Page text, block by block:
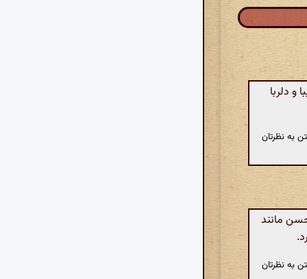
و دلربا
به نظرتان
مانند
به نظرتان